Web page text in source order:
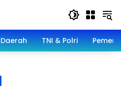
Daerah TNI & Polri